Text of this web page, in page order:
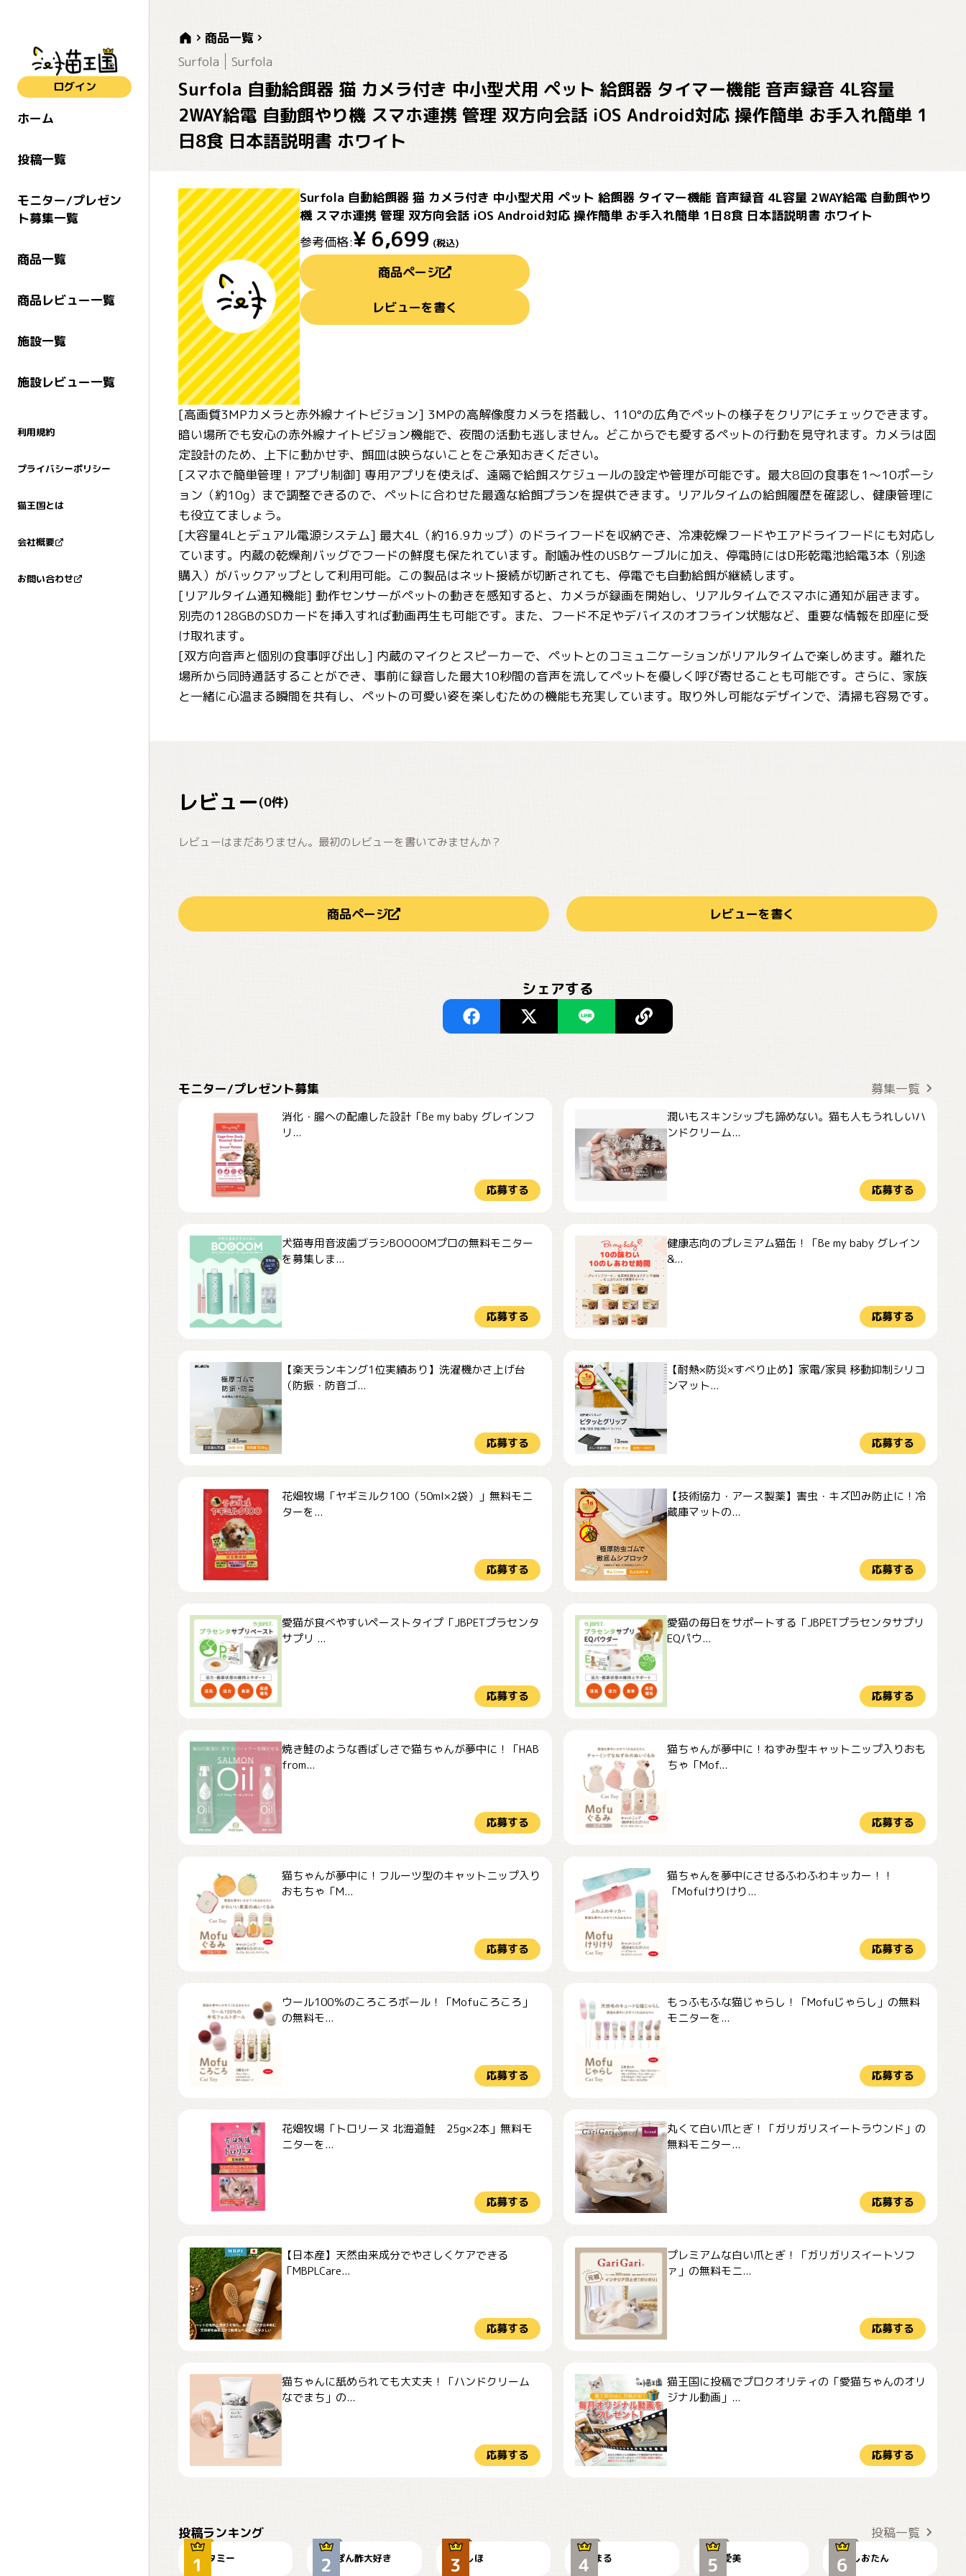
ログイン
ホーム
投稿一覧
モニター/プレゼン
ト募集一覧
商品一覧
商品レビュー一覧
施設一覧
施設レビュー一覧
利用規約
プライバシーポリシー
猫王国とは
会社概要
お問い合わせ
商品一覧
Surfola
Surfola
Surfola 自動給餌器 猫 カメラ付き 中小型犬用 ペット 給餌器 タイマー機能 音声録音 4L容量
2WAY給電 自動餌やり機 スマホ連携 管理 双方向会話 iOS Android対応 操作簡単 お手入れ簡単 1
日8食 日本語説明書 ホワイト
Surfola 自動給餌器 猫 カメラ付き 中小型犬用 ペット 給餌器 タイマー機能 音声録音 4L容量 2WAY給電 自動餌やり
機 スマホ連携 管理 双方向会話 iOS Android対応 操作簡単 お手入れ簡単 1日8食 日本語説明書 ホワイト
参考価格:¥ 6,699 (税込)
商品ページ
レビューを書く
[高画質3MPカメラと赤外線ナイトビジョン] 3MPの高解像度カメラを搭載し、110°の広角でペットの様子をクリアにチェックできます。
暗い場所でも安心の赤外線ナイトビジョン機能で、夜間の活動も逃しません。どこからでも愛するペットの行動を見守れます。カメラは固
定設計のため、上下に動かせず、餌皿は映らないことをご承知おきください。
[スマホで簡単管理！アプリ制御] 専用アプリを使えば、遠隔で給餌スケジュールの設定や管理が可能です。最大8回の食事を1〜10ポーシ
ョン（約10g）まで調整できるので、ペットに合わせた最適な給餌プランを提供できます。リアルタイムの給餌履歴を確認し、健康管理に
も役立てましょう。
[大容量4Lとデュアル電源システム] 最大4L（約16.9カップ）のドライフードを収納でき、冷凍乾燥フードやエアドライフードにも対応し
ています。内蔵の乾燥剤バッグでフードの鮮度も保たれています。耐噛み性のUSBケーブルに加え、停電時にはD形乾電池給電3本（別途
購入）がバックアップとして利用可能。この製品はネット接続が切断されても、停電でも自動給餌が継続します。
[リアルタイム通知機能] 動作センサーがペットの動きを感知すると、カメラが録画を開始し、リアルタイムでスマホに通知が届きます。
別売の128GBのSDカードを挿入すれば動画再生も可能です。また、フード不足やデバイスのオフライン状態など、重要な情報を即座に受
け取れます。
[双方向音声と個別の食事呼び出し] 内蔵のマイクとスピーカーで、ペットとのコミュニケーションがリアルタイムで楽しめます。離れた
場所から同時通話することができ、事前に録音した最大10秒間の音声を流してペットを優しく呼び寄せることも可能です。さらに、家族
と一緒に心温まる瞬間を共有し、ペットの可愛い姿を楽しむための機能も充実しています。取り外し可能なデザインで、清掃も容易です。
レビュー(0件)
レビューはまだありません。最初のレビューを書いてみませんか？
商品ページ レビューを書く
シェアする
モニター/プレゼント募集 募集一覧
消化・腸への配慮した設計「Be my baby グレインフ
リ...
応募する
潤いもスキンシップも諦めない。猫も人もうれしいハ
ンドクリーム...
応募する
犬猫専用音波歯ブラシBOOOOMプロの無料モニター
を募集しま...
応募する
健康志向のプレミアム猫缶！「Be my baby グレイン
&...
応募する
【楽天ランキング1位実績あり】洗濯機かさ上げ台
（防振・防音ゴ...
応募する
【耐熱×防災×すべり止め】家電/家具 移動抑制シリコ
ンマット...
応募する
花畑牧場「ヤギミルク100（50ml×2袋）」無料モニ
ターを...
応募する
【技術協力・アース製薬】害虫・キズ凹み防止に！冷
蔵庫マットの...
応募する
愛猫が食べやすいペーストタイプ「JBPETプラセンタ
サプリ ...
応募する
愛猫の毎日をサポートする「JBPETプラセンタサプリ
EQパウ...
応募する
焼き鮭のような香ばしさで猫ちゃんが夢中に！「HAB
from...
応募する
猫ちゃんが夢中に！ねずみ型キャットニップ入りおも
ちゃ「Mof...
応募する
猫ちゃんが夢中に！フルーツ型のキャットニップ入り
おもちゃ「M...
応募する
猫ちゃんを夢中にさせるふわふわキッカー！！
「Mofuけりけり...
応募する
ウール100％のころころボール！「Mofuころころ」
の無料モ...
応募する
もっふもふな猫じゃらし！「Mofuじゃらし」の無料
モニターを...
応募する
花畑牧場「トロリーヌ 北海道鮭 25g×2本」無料モ
ニターを...
応募する
丸くて白い爪とぎ！「ガリガリスイートラウンド」の
無料モニター...
応募する
【日本産】天然由来成分でやさしくケアできる
「MBPLCare...
応募する
プレミアムな白い爪とぎ！「ガリガリスイートソフ
ァ」の無料モニ...
応募する
猫ちゃんに舐められても大丈夫！「ハンドクリーム
なでまち」の...
応募する
猫王国に投稿でプロクオリティの「愛猫ちゃんのオリ
ジナル動画」...
応募する
投稿ランキング 投稿一覧
タミー ぽん酢大好き しほ まる 爱美 しおたん